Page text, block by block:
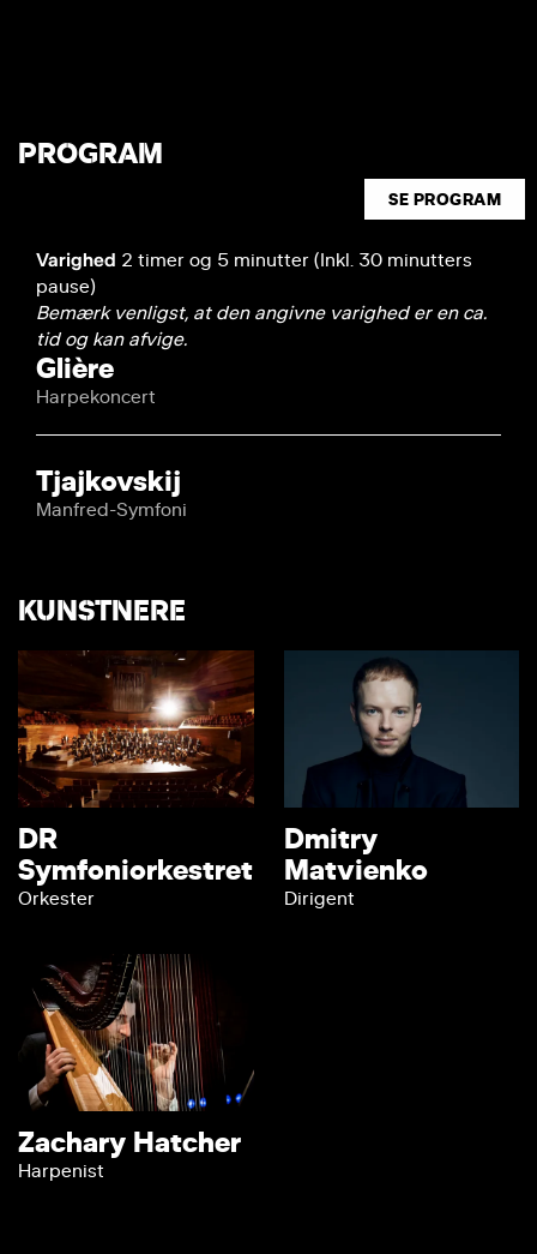
PROGRAM
SE PROGRAM
Varighed 2 timer og 5 minutter (Inkl. 30 minutters
pause)
Bemærk venligst, at den angivne varighed er en ca.
tid og kan afvige.
Glière
Harpekoncert
Tjajkovskij
Manfred-Symfoni
KUNSTNERE
DR
Symfoniorkestret
Orkester
Dmitry
Matvienko
Dirigent
Zachary Hatcher
Harpenist